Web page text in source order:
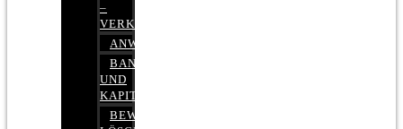
–
VERKEHRSRECHT
ANWALTSHAFTUNGSRECHT
BANK-
UND
KAPITALMARKTRECHT
BEWERTUNGEN